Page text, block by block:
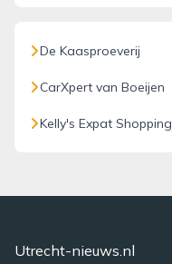
De Kaasproeverij
CarXpert van Boeijen
Kelly's Expat Shopping
Utrecht-nieuws.nl